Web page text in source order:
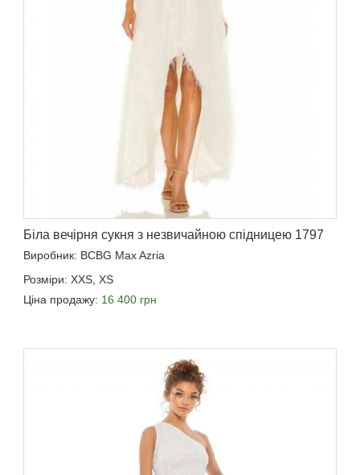
Біла вечірня сукня з незвичайною спідницею 1797
Виробник: BCBG Max Azria
Розміри: XXS, XS
Ціна продажу: 16 400 грн